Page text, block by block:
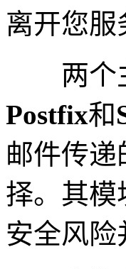
离开您服
两个主
Postfix和
邮件传递
择。其模
安全风险